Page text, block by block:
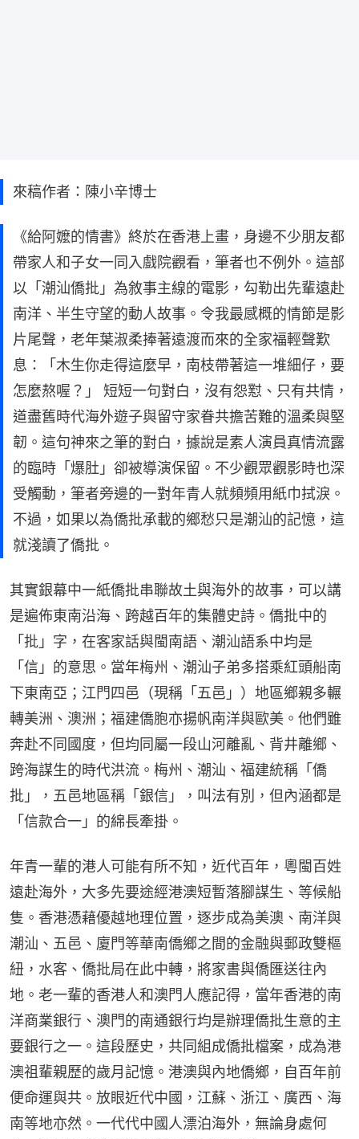
來稿作者：陳小辛博士
《給阿嬤的情書》終於在香港上畫，身邊不少朋友都
帶家人和子女一同入戲院觀看，筆者也不例外。這部
以「潮汕僑批」為敘事主線的電影，勾勒出先輩遠赴
南洋、半生守望的動人故事。令我最感概的情節是影
片尾聲，老年葉淑柔捧著遠渡而來的全家福輕聲歎
息：「木生你走得這麼早，南枝帶著這一堆細仔，要
怎麼熬喔？」 短短一句對白，沒有怨懟、只有共情，
道盡舊時代海外遊子與留守家眷共擔苦難的溫柔與堅
韌。這句神來之筆的對白，據說是素人演員真情流露
的臨時「爆肚」卻被導演保留。不少觀眾觀影時也深
受觸動，筆者旁邊的一對年青人就頻頻用紙巾拭淚。
不過，如果以為僑批承載的鄉愁只是潮汕的記憶，這
就淺讀了僑批。
其實銀幕中一紙僑批串聯故土與海外的故事，可以講
是遍佈東南沿海、跨越百年的集體史詩。僑批中的
「批」字，在客家話與閩南語、潮汕語系中均是
「信」的意思。當年梅州、潮汕子弟多搭乘紅頭船南
下東南亞；江門四邑（現稱「五邑」）地區鄉親多輾
轉美洲、澳洲；福建僑胞亦揚帆南洋與歐美。他們雖
奔赴不同國度，但均同屬一段山河離亂、背井離鄉、
跨海謀生的時代洪流。梅州、潮汕、福建統稱「僑
批」，五邑地區稱「銀信」，叫法有別，但內涵都是
「信款合一」的綿長牽掛。
年青一輩的港人可能有所不知，近代百年，粵閩百姓
遠赴海外，大多先要途經港澳短暫落腳謀生、等候船
隻。香港憑藉優越地理位置，逐步成為美澳、南洋與
潮汕、五邑、廈門等華南僑鄉之間的金融與郵政雙樞
紐，水客、僑批局在此中轉，將家書與僑匯送往內
地。老一輩的香港人和澳門人應記得，當年香港的南
洋商業銀行、澳門的南通銀行均是辦理僑批生意的主
要銀行之一。這段歷史，共同組成僑批檔案，成為港
澳祖輩親歷的歲月記憶。港澳與內地僑鄉，自百年前
便命運與共。放眼近代中國，江蘇、浙江、廣西、海
南等地亦然。一代代中國人漂泊海外，無論身處何